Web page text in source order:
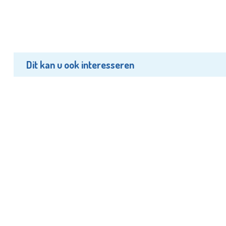
Dit kan u ook interesseren